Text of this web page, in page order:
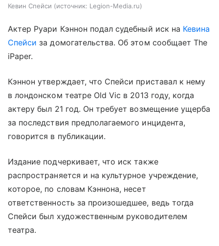
Кевин Спейси источник: Legion-Media.ru
Актер Руари Кэннон подал судебный иск на Кевина
Спейси за домогательства. Об этом сообщает The
iPaper.
Кэннон утверждает, что Спейси приставал к нему
в лондонском театре Old Vic в 2013 году, когда
актеру был 21 год. Он требует возмещение ущерба
за последствия предполагаемого инцидента,
говорится в публикации.
Издание подчеркивает, что иск также
распространяется и на культурное учреждение,
которое, по словам Кэннона, несет
ответственность за произошедшее, ведь тогда
Спейси был художественным руководителем
театра.